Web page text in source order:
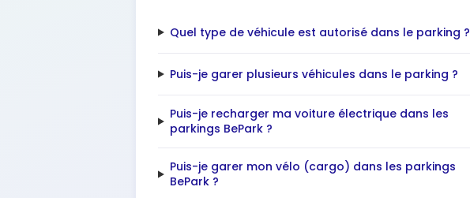
Quel type de véhicule est autorisé dans le parking ?
Puis-je garer plusieurs véhicules dans le parking ?
Puis-je recharger ma voiture électrique dans les
parkings BePark ?
Puis-je garer mon vélo (cargo) dans les parkings
BePark ?